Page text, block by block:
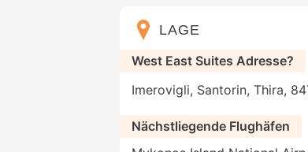
LAGE
West East Suites Adresse?
Imerovigli, Santorin, Thira,
Nächstliegende Flughäfen